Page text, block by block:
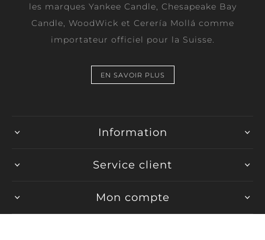
les marques Yankee Candle, Chesapeake Bay
Candle, WoodWick et Cerería Mollá comme
importateur officiel pour la Suisse.
EN SAVOIR PLUS
Information
Service client
Mon compte